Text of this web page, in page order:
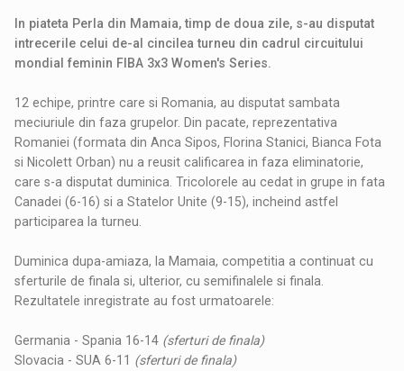
In piateta Perla din Mamaia, timp de doua zile, s-au disputat
intrecerile celui de-al cincilea turneu din cadrul circuitului
mondial feminin FIBA 3x3 Women's Series.
12 echipe, printre care si Romania, au disputat sambata
meciuriule din faza grupelor. Din pacate, reprezentativa
Romaniei (formata din Anca Sipos, Florina Stanici, Bianca Fota
si Nicolett Orban) nu a reusit calificarea in faza eliminatorie,
care s-a disputat duminica. Tricolorele au cedat in grupe in fata
Canadei (6-16) si a Statelor Unite (9-15), incheind astfel
participarea la turneu.
Duminica dupa-amiaza, la Mamaia, competitia a continuat cu
sferturile de finala si, ulterior, cu semifinalele si finala.
Rezultatele inregistrate au fost urmatoarele:
Germania - Spania 16-14 (sferturi de finala)
Slovacia - SUA 6-11 (sferturi de finala)